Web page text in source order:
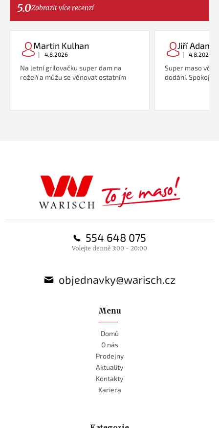
5.0Zobrazit více recenzí
Martin Kulhan
| 4.8.2026
Na letní grilovačku super dam na
rožeň a můžu se věnovat ostatním
Jiří
| 4.8.2026
Super maso
dodání.
554 648 075
Volejte denně 3:00 - 20:00
objednavky@warisch.cz
Menu
Domů
O nás
Prodejny
Aktuality
Kontakty
Kariera